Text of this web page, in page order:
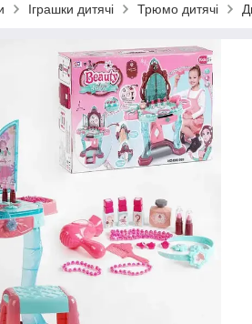
Іграшки дитячі Трюмо дитячі